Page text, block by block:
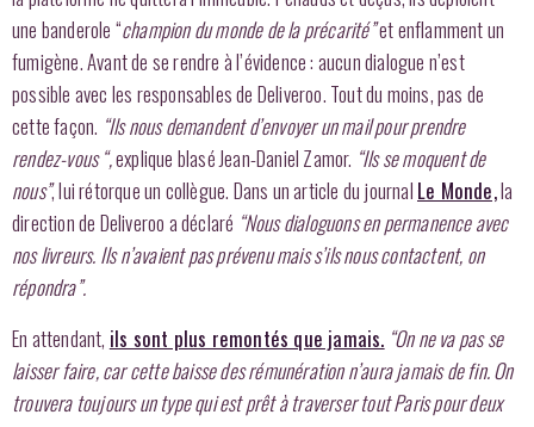
une banderole “champion du monde de la précarité”et enflamment un
fumigène. Avant de se rendre à l’évidence : aucun dialogue n’est
possible avec les responsables de Deliveroo. Tout du moins, pas de
cette façon. “Ils nous demandent d’envoyer un mail pour prendre
rendez-vous “,explique blasé Jean-Daniel Zamor. “Ils se moquent de
nous”, lui rétorque un collègue. Dans un article du journal Le Monde,la
direction de Deliveroo a déclaré “Nous dialoguons en permanence avec
nos livreurs. Ils n’avaient pas prévenu mais s’ils nous contactent, on
répondra”.
En attendant, ils sont plus remontés que jamais. “On ne va pas se
laisser faire, car cette baisse des rémunération n’aura jamais de fin. On
trouvera toujours un type qui est prêt à traverser tout Paris pour deux